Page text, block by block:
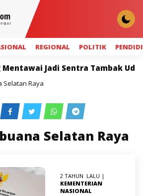
REGIONAL POLITIK
Jadi Sentra Tambak
Selatan Raya
Selatan Raya
2 TAHUN LALU |
KEMENTERIAN
NASIONAL